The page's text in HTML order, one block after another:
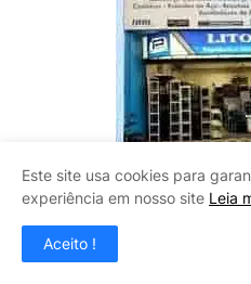
CLAUDINEY VIDROS
Este site usa cookies para
experiência em nosso site Leia
Aceito !